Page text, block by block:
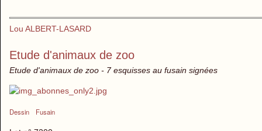
Lou ALBERT-LASARD
Etude d'animaux de zoo
Etude d'animaux de zoo - 7 esquisses au fusain signées
Dessin Fusain